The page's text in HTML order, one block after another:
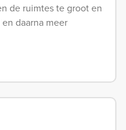
de ruimtes te groot en
daarna meer